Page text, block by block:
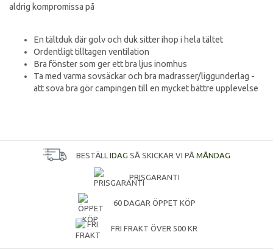
aldrig kompromissa på
En tältduk där golv och duk sitter ihop i hela tältet
Ordentligt tilltagen ventilation
Bra fönster som ger ett bra ljus inomhus
Ta med varma sovsäckar och bra madrasser/liggunderlag -
att sova bra gör campingen till en mycket bättre upplevelse
BESTÄLL IDAG SÅ SKICKAR VI PÅ MÅNDAG
PRISGARANTI
60 DAGAR ÖPPET KÖP
FRI FRAKT ÖVER 500 KR